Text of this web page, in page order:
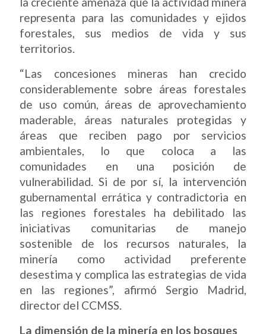
representa para las comunidades y ejidos
forestales, sus medios de vida y sus
territorios.
“Las concesiones mineras han crecido
considerablemente sobre áreas forestales
de uso común, áreas de aprovechamiento
maderable, áreas naturales protegidas y
áreas que reciben pago por servicios
ambientales, lo que coloca a las
comunidades en una posición de
vulnerabilidad. Si de por sí, la intervención
gubernamental errática y contradictoria en
las regiones forestales ha debilitado las
iniciativas comunitarias de manejo
sostenible de los recursos naturales, la
minería como actividad preferente
desestima y complica las estrategias de vida
en las regiones”, afirmó Sergio Madrid,
director del CCMSS.
La dimensión de la minería en los bosques